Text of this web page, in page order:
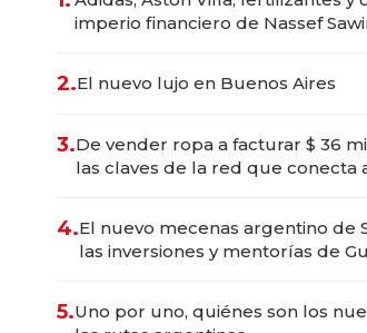
imperio financiero de Nassef
2.El nuevo lujo en Buenos Aires
3.De vender ropa a facturar $ 36
las claves de la red que conecta
4.El nuevo mecenas argentino de
las inversiones y mentorías de
5.Uno por uno, quiénes son los